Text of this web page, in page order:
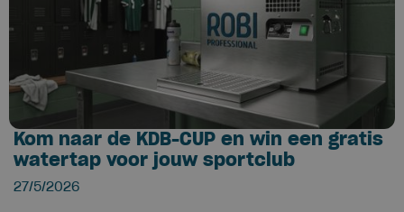
Kom naar de KDB-CUP en win een gratis
watertap voor jouw sportclub
27/5/2026